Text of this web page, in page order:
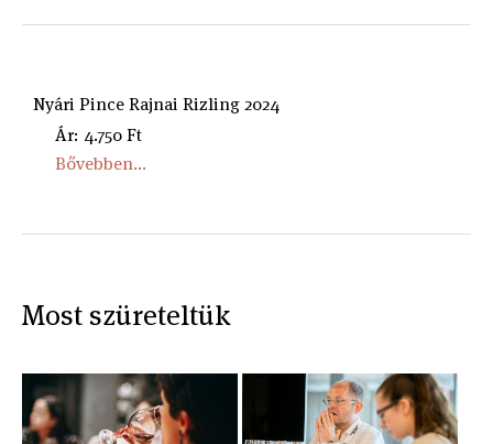
Nyári Pince Rajnai Rizling 2024
Ár: 4.750 Ft
Bővebben...
Most szüreteltük